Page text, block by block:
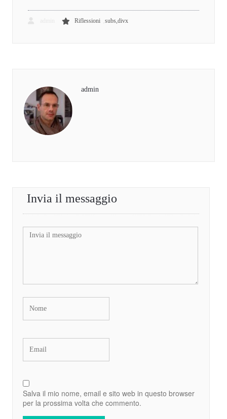
Riflessioni subs,divx
admin
Invia il messaggio
Salva il mio nome, email e sito web in questo browser
per la prossima volta che commento.